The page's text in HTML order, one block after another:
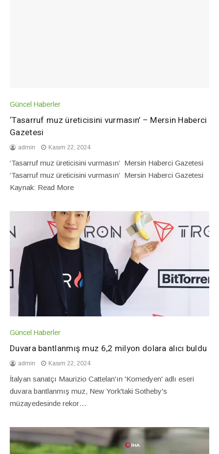
Güncel Haberler
‘Tasarruf muz üreticisini vurmasın’ – Mersin Haberci
Gazetesi
admin Kasım 22, 2024
‘Tasarruf muz üreticisini vurmasın’ Mersin Haberci Gazetesi
‘Tasarruf muz üreticisini vurmasın’ Mersin Haberci Gazetesi
Kaynak: Read More
Güncel Haberler
Duvara bantlanmış muz 6,2 milyon dolara alıcı buldu
admin Kasım 22, 2024
İtalyan sanatçı Maurizio Cattelan'ın 'Komedyen' adlı eseri
duvara bantlanmış muz, New York'taki Sotheby's
müzayedesinde rekor…